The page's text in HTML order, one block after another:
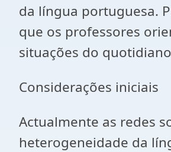
da língua portuguesa.
que os professores
situações do
Considerações iniciais
Actualmente as redes
heterogeneidade da